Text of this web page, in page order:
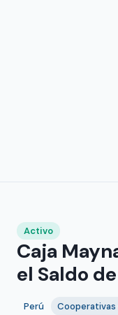
Activo
Caja
el Saldo
Perú Cooperativas